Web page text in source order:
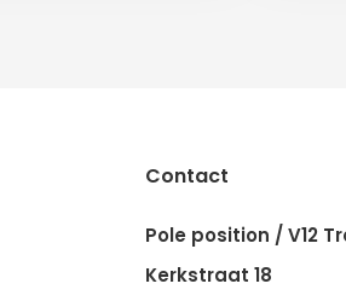
Contact
Pole position / V12
Kerkstraat 18